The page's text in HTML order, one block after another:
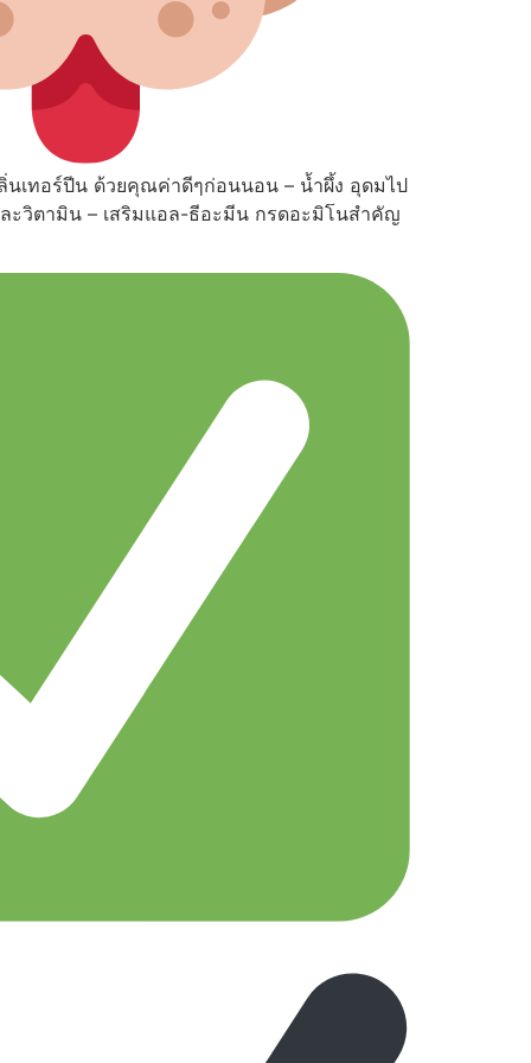
นเทอร์ปีน ด้วยคุณค่าดีๆก่อนนอน – น้ำผึ้ง อุดมไป
ะวิตามิน – เสริมแอล-ธีอะมีน กรดอะมิโนสำคัญ